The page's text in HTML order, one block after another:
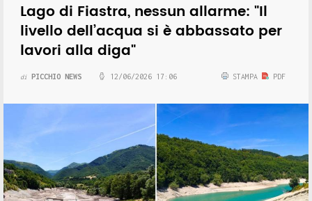
Lago di Fiastra, nessun allarme: "Il
livello dell’acqua si è abbassato per
lavori alla diga"
di PICCHIO NEWS 12/06/2026 17:06 STAMPA PDF